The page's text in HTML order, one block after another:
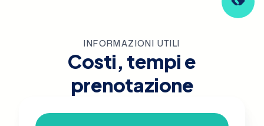
INFORMAZIONI UTILI
Costi, tempi e
prenotazione